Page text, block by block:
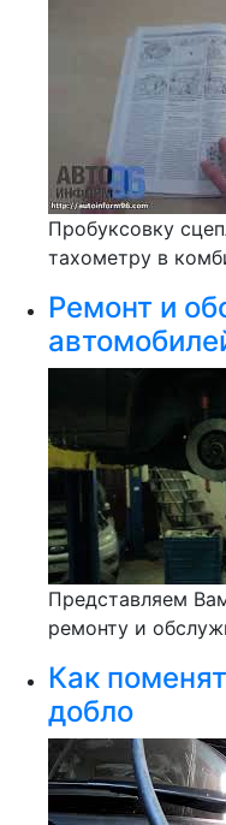
Пробуксовку
тахометру в
Ремонт и
Представляем
ремонту и
Как
добло